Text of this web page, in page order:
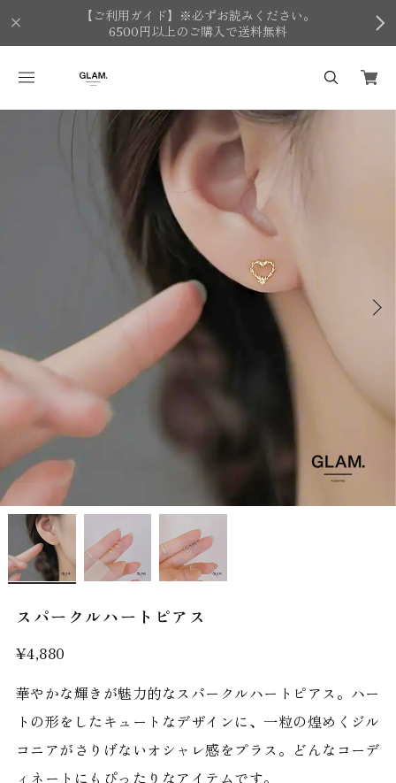
【ご利用ガイド】※必ずお読みください。
6500円以上のご購入で送料無料
スパークルハートピアス
¥4,880
華やかな輝きが魅力的なスパークルハートピアス。ハー
トの形をしたキュートなデザインに、一粒の煌めくジル
コニアがさりげないオシャレ感をプラス。どんなコーデ
ィネートにもぴったりなアイテムです。